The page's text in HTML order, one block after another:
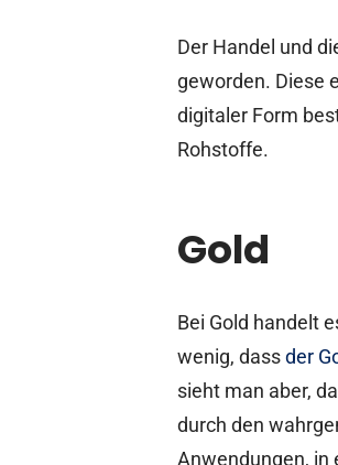
Der Handel und
geworden. Diese
digitaler Form
Rohstoffe.
Gold
Bei Gold handelt
wenig, dassder
sieht man aber,
durch den
Anwendungen, in